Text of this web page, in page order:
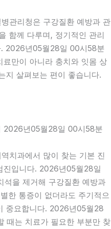
관리청은 구강질환 예방과 관
함께 다루며, 정기적인 관리
2026년05월28일 00시58분
만이 아니라 충치와 잇몸 상
지 살펴보는 편이 좋습니다.
2026년05월28일 00시58분
치과에서 많이 찾는 기본 진
진입니다. 2026년05월28일
을 제거해 구강질환 예방과
한 통증이 없더라도 주기적으
중요합니다. 2026년05월28
때는 치료가 필요한 부분만 찾